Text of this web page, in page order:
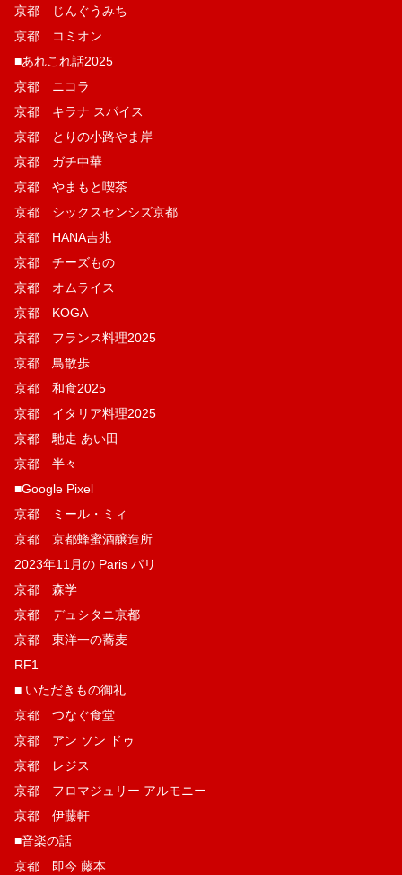
京都 じんぐうみち
京都 コミオン
■あれこれ話2025
京都 ニコラ
京都 キラナ スパイス
京都 とりの小路やま岸
京都 ガチ中華
京都 やまもと喫茶
京都 シックスセンシズ京都
京都 HANA吉兆
京都 チーズもの
京都 オムライス
京都 KOGA
京都 フランス料理2025
京都 鳥散歩
京都 和食2025
京都 イタリア料理2025
京都 馳走 あい田
京都 半々
■Google Pixel
京都 ミール・ミィ
京都 京都蜂蜜酒醸造所
2023年11月の Paris パリ
京都 森学
京都 デュシタニ京都
京都 東洋一の蕎麦
RF1
■ いただきもの御礼
京都 つなぐ食堂
京都 アン ソン ドゥ
京都 レジス
京都 フロマジュリー アルモニー
京都 伊藤軒
■音楽の話
京都 即今 藤本